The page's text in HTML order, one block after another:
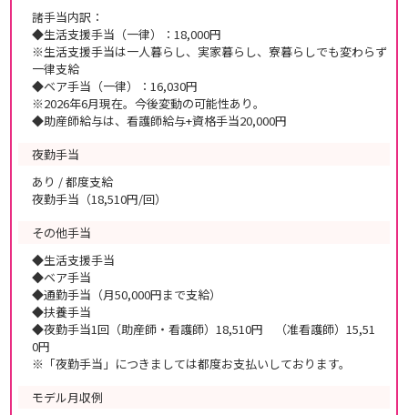
諸手当内訳：
◆生活支援手当（一律）：18,000円
※生活支援手当は一人暮らし、実家暮らし、寮暮らしでも変わらず
一律支給
◆ベア手当（一律）：16,030円
※2026年6月現在。今後変動の可能性あり。
◆助産師給与は、看護師給与+資格手当20,000円
夜勤手当
あり / 都度支給
夜勤手当（18,510円/回）
その他手当
◆生活支援手当
◆ベア手当
◆通勤手当（月50,000円まで支給）
◆扶養手当
◆夜勤手当1回（助産師・看護師）18,510円 （准看護師）15,51
0円
※「夜勤手当」につきましては都度お支払いしております。
モデル月収例